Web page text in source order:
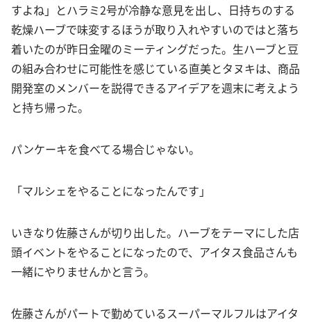
すよね」とハラミ2号が冷静な意見を出し、日持ちのする
乾燥ハーブで味変するほうが取り入れやすいのではと落ち
着いたのが昨日金曜のミーティングだった。生ハーブと豆
の組み合わせに可能性を感じている直美とタヌキは、商品
開発室のメンバーを説得できるアイデアを週末に考えよう
と持ち帰った。
パンケーキを食べてる場合じゃない。
「マルシェをやることになったんです」
いきなり佐藤さんが切り出した。ハーブをテーマにした店
頭イベントをやることになったので、アイタス食品さんも
一緒にやりませんかと言う。
佐藤さんがパートで勤めているスーパーマルフルはアイタ